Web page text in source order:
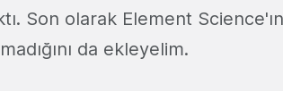
Son olarak Element
da ekleyelim.